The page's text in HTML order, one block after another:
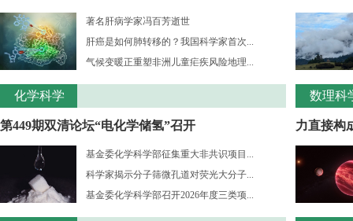
著名肝病学家冯百芳逝世
肝癌是如何肺转移的？我国科学家首次...
气候变暖正重塑非洲儿童疟疾风险地理...
化学科学
第449期双清论坛“电化学储氢”召开
基金委化学科学部征集重大非共识项目...
科学家揭示分子筛微孔道对荧光大分子...
基金委化学科学部召开2026年度三类项...
数理科
力直接构